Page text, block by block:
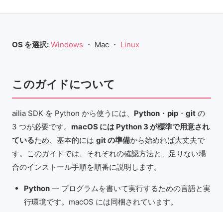
OS を選択: Windows ・ Mac ・ Linux
このガイドについて
ailia SDK を Python から使うには、 Python ・ pip ・ git の
3 つが必要です。 macOS には Python 3 が標準で用意され
ているため、基本的には git の準備から始めれば大丈夫で
す。このガイドでは、それぞれの確認方法と、足りない場
合のインストール手順を順番に説明します。
Python — プログラムを書いて実行するための言語と実
行環境です。macOS には同梱されています。